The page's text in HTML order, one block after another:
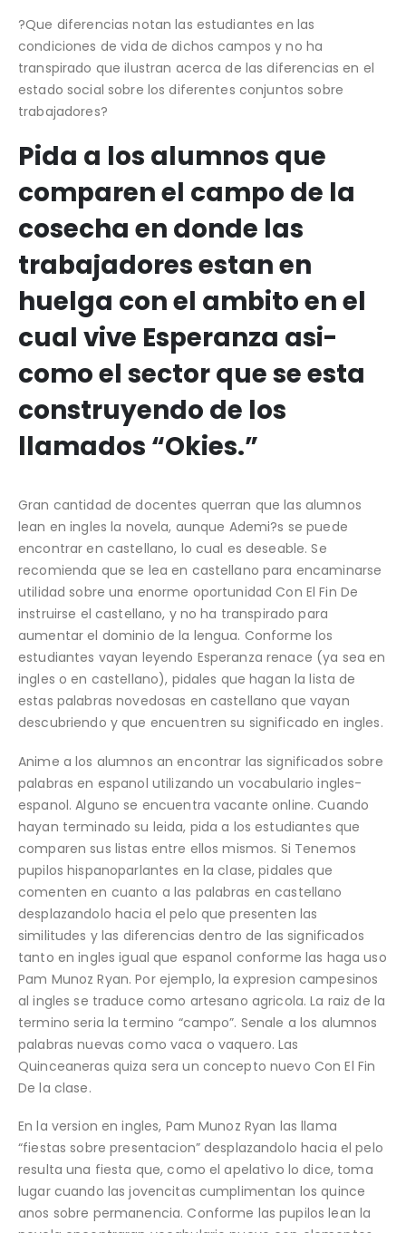
?Que diferencias notan las estudiantes en las
condiciones de vida de dichos campos y no ha
transpirado que ilustran acerca de las diferencias en el
estado social sobre los diferentes conjuntos sobre
trabajadores?
Pida a los alumnos que
comparen el campo de la
cosecha en donde las
trabajadores estan en
huelga con el ambito en el
cual vive Esperanza asi­
como el sector que se esta
construyendo de los
llamados “Okies.”
Gran cantidad de docentes querran que las alumnos
lean en ingles la novela, aunque Ademi?s se puede
encontrar en castellano, lo cual es deseable. Se
recomienda que se lea en castellano para encaminarse
utilidad sobre una enorme oportunidad Con El Fin De
instruirse el castellano, y no ha transpirado para
aumentar el dominio de la lengua. Conforme los
estudiantes vayan leyendo Esperanza renace (ya sea en
ingles o en castellano), pidales que hagan la lista de
estas palabras novedosas en castellano que vayan
descubriendo y que encuentren su significado en ingles.
Anime a los alumnos an encontrar las significados sobre
palabras en espanol utilizando un vocabulario ingles-
espanol. Alguno se encuentra vacante online. Cuando
hayan terminado su leida, pida a los estudiantes que
comparen sus listas entre ellos mismos. Si Tenemos
pupilos hispanoparlantes en la clase, pidales que
comenten en cuanto a las palabras en castellano
desplazandolo hacia el pelo que presenten las
similitudes y las diferencias dentro de las significados
tanto en ingles igual que espanol conforme las haga uso
Pam Munoz Ryan. Por ejemplo, la expresion campesinos
al ingles se traduce como artesano agricola. La raiz de la
termino seri­a la termino “campo”. Senale a los alumnos
palabras nuevas como vaca o vaquero. Las
Quinceaneras quiza sera un concepto nuevo Con El Fin
De la clase.
En la version en ingles, Pam Munoz Ryan las llama
“fiestas sobre presentacion” desplazandolo hacia el pelo
resulta una fiesta que, como el apelativo lo dice, toma
lugar cuando las jovencitas cumplimentan los quince
anos sobre permanencia. Conforme las pupilos lean la